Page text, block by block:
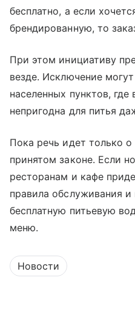
бесплатно, а если
брендированную, то
При этом инициативу
везде. Исключение
населенных пунктов,
непригодна для питья
Пока речь идет только
принятом законе. Если
ресторанам и кафе
правила обслуживания и
бесплатную питьевую
меню.
Новости